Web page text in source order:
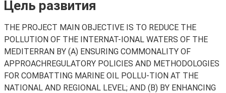
Цель развития
THE PROJECT MAIN OBJECTIVE IS TO REDUCE THE
POLLUTION OF THE INTERNAT-IONAL WATERS OF THE
MEDITERRAN BY (A) ENSURING COMMONALITY OF
APPROACHREGULATORY POLICIES AND METHODOLOGIES
FOR COMBATTING MARINE OIL POLLU-TION AT THE
NATIONAL AND REGIONAL LEVEL; AND (B) BY ENHANCING